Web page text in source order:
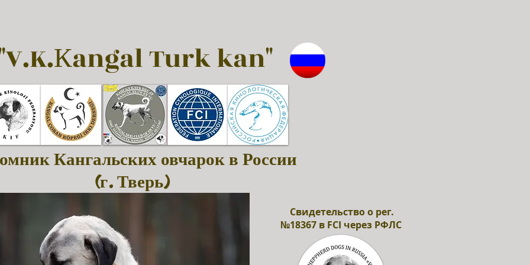
Turk kan"
Кангальских овчарок в России
(г. Тверь)
Свидетельство о рег.
№18367 в FCI через РФЛС